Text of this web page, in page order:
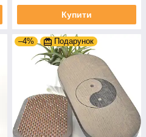
Купити
–4% Подарунок